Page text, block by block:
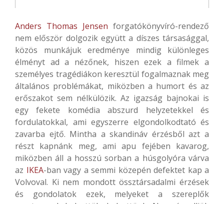
Anders Thomas Jensen forgatókönyvíró-rendező
nem először dolgozik együtt a díszes társasággal,
közös munkájuk eredménye mindig különleges
élményt ad a nézőnek, hiszen ezek a filmek a
személyes tragédiákon keresztül fogalmaznak meg
általános problémákat, miközben a humort és az
erőszakot sem nélkülözik. Az igazság bajnokai is
egy fekete komédia abszurd helyzetekkel és
fordulatokkal, ami egyszerre elgondolkodtató és
zavarba ejtő. Mintha a skandináv érzésből azt a
részt kapnánk meg, ami apu fejében kavarog,
miközben áll a hosszú sorban a húsgolyóra várva
az IKEA-ban vagy a semmi közepén defektet kap a
Volvoval. Ki nem mondott össztársadalmi érzések
és gondolatok ezek, melyeket a szereplők